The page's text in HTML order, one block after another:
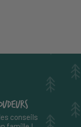
conseils